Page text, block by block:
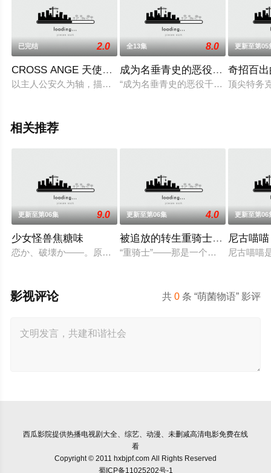
已完结 2.0
CROSS ANGE 天使与龙的轮舞
以主人公安久为轴，描写战斗少女们的群像剧。故事讲述了掌握
全13集 8.0
成为名垂青史的恶役千金吧！
“成为名垂青史的恶役千金吧！少女
更新至第05
奇招百
顶尖特务
相关推荐
更新至第06集 9.0
少女怪兽焦糖味
恋か、破壊か――。原因不明の病に悩まされている女子高生・
更新至第06集 4.0
被追放的转生重骑士用游戏知识
“重骑士”——那是一个以防御为主，
更新至第06
尼古喵喵
尼古喵喵
共0 条 “萌菌物语” 影评
影视评论
西瓜影院提供热播电视剧大全、综艺、动漫、未删减高清电影免费在线
看
Copyright © 2011 hxbjpf.com All Rights Reserved
蜀ICP备11025202号-1